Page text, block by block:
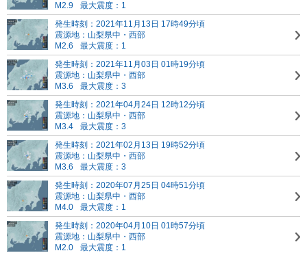
M2.9
最大震度：1
発生時刻：2021年11月13日 17時49分頃
震源地：山梨県中・西部
M2.6
最大震度：1
発生時刻：2021年11月03日 01時19分頃
震源地：山梨県中・西部
M3.6
最大震度：3
発生時刻：2021年04月24日 12時12分頃
震源地：山梨県中・西部
M3.4
最大震度：3
発生時刻：2021年02月13日 19時52分頃
震源地：山梨県中・西部
M3.6
最大震度：3
発生時刻：2020年07月25日 04時51分頃
震源地：山梨県中・西部
M4.0
最大震度：1
発生時刻：2020年04月10日 01時57分頃
震源地：山梨県中・西部
M2.0
最大震度：1